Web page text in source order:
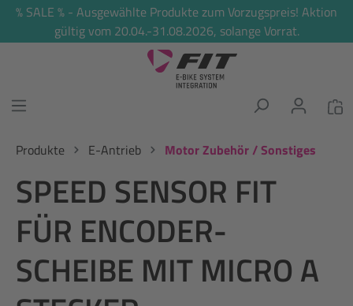
springen
% SALE % - Ausgewählte Produkte zum Vorzugspreis! Aktion
gültig vom 20.04.-31.08.2026, solange Vorrat.
Produkte E-Antrieb Motor Zubehör / Sonstiges
SPEED SENSOR FIT
FÜR ENCODER-
SCHEIBE MIT MICRO A